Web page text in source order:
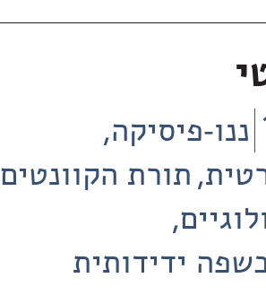
ננו-פיסיקה
תורת הקוונטים
ידידותית